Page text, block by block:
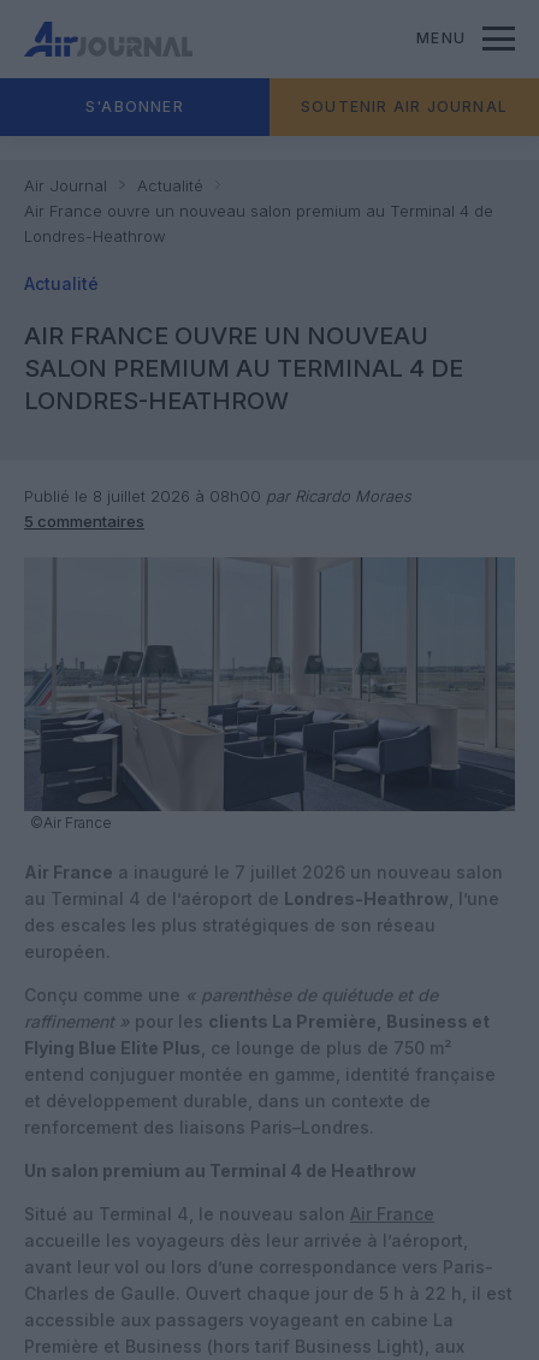
MENU
S'ABONNER SOUTENIR AIR JOURNAL
Air Journal
Actualité
Air France ouvre un nouveau salon premium au Terminal 4 de
Londres-Heathrow
Actualité
AIR FRANCE OUVRE UN NOUVEAU
SALON PREMIUM AU TERMINAL 4 DE
LONDRES-HEATHROW
Publié le 8 juillet 2026 à 08h00 par Ricardo Moraes
5 commentaires
©Air France
Air France a inauguré le 7 juillet 2026 un nouveau salon
au Terminal 4 de l’aéroport de Londres-Heathrow , l’une
des escales les plus stratégiques de son réseau
européen.
Conçu comme une « parenthèse de quiétude et de
raffinement » pour les clients La Première, Business et
Flying Blue Elite Plus , ce lounge de plus de 750 m²
entend conjuguer montée en gamme, identité française
et développement durable, dans un contexte de
renforcement des liaisons Paris–Londres.
Un salon premium au Terminal 4 de Heathrow
Situé au Terminal 4, le nouveau salon Air France
accueille les voyageurs dès leur arrivée à l’aéroport,
avant leur vol ou lors d’une correspondance vers Paris-
Charles de Gaulle. Ouvert chaque jour de 5 h à 22 h, il est
accessible aux passagers voyageant en cabine La
Première et Business (hors tarif Business Light), aux